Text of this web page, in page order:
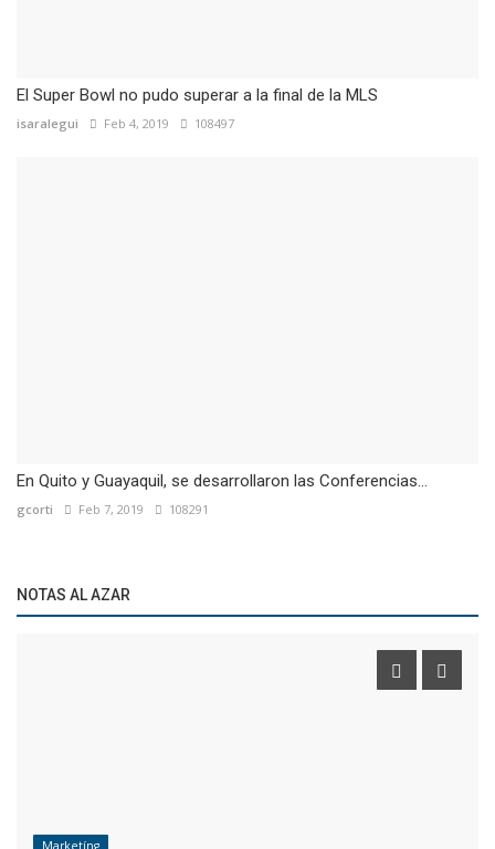
El Super Bowl no pudo superar a la final de la MLS
isaralegui Feb 4, 2019 108497
En Quito y Guayaquil, se desarrollaron las Conferencias...
gcorti Feb 7, 2019 108291
NOTAS AL AZAR
Marketíng